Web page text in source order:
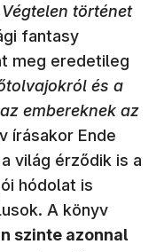
Végtelen történet
fantasy
meg eredetileg
és a
embereknek az
írásakor Ende
világ érződik is a
hódolat is
A könyv
szinte azonnal